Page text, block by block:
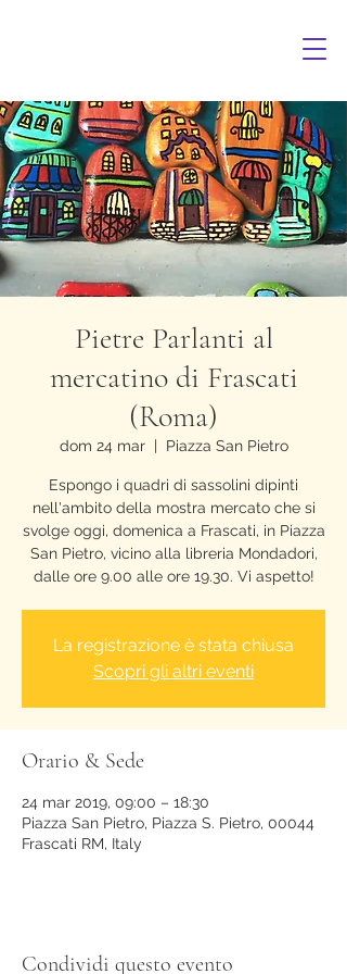
Pietre Parlanti al
mercatino di Frascati
(Roma)
dom 24 mar
  |
Piazza San Pietro
Espongo i quadri di sassolini dipinti
nell'ambito della mostra mercato che si
svolge oggi, domenica a Frascati, in Piazza
San Pietro, vicino alla libreria Mondadori,
dalle ore 9.00 alle ore 19.30. Vi aspetto!
La registrazione è stata chiusa
Scopri gli altri eventi
Orario & Sede
24 mar 2019, 09:00 – 18:30
Piazza San Pietro, Piazza S. Pietro, 00044
Frascati RM, Italy
Condividi questo evento